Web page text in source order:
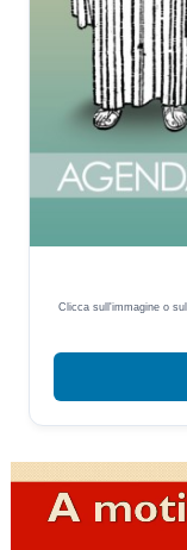
Clicca sull'immagine o
Player